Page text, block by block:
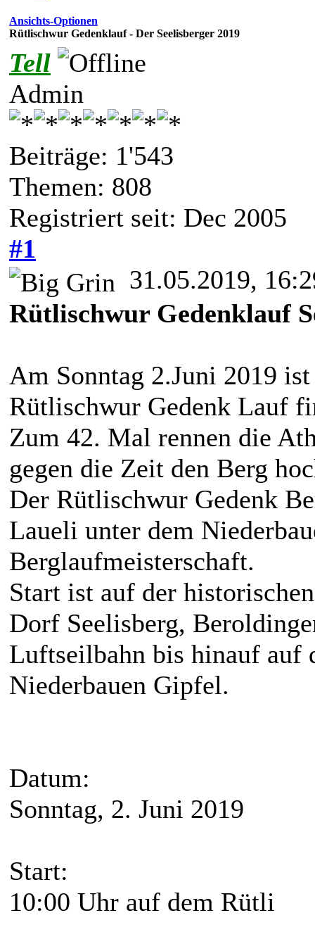
Ansichts-Optionen
Rütlischwur Gedenklauf - Der Seelisberger 2019
Tell
Admin
Beiträge: 1'543
Themen: 808
Registriert seit: Dec 2005
#1
31.05.2019,
Rütlischwur Gedenklauf
Am Sonntag 2.Juni 2019
Rütlischwur Gedenk Lauf
Zum 42. Mal rennen die
gegen die Zeit den Berg
Der Rütlischwur Gedenk
Laueli unter dem
Berglaufmeisterschaft.
Start ist auf der
Dorf Seelisberg,
Luftseilbahn bis hinauf auf
Niederbauen Gipfel.
Datum:
Sonntag, 2. Juni 2019
Start:
10:00 Uhr auf dem Rütli